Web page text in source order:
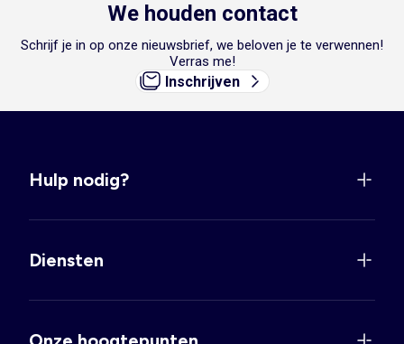
We houden contact
Schrijf je in op onze nieuwsbrief, we beloven je te verwennen!
Verras me!
Inschrijven
Hulp nodig?
Diensten